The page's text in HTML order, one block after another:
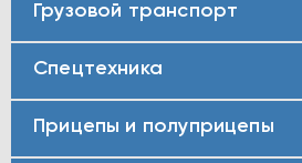
Грузовой транспорт
Спецтехника
Прицепы и полуприцепы